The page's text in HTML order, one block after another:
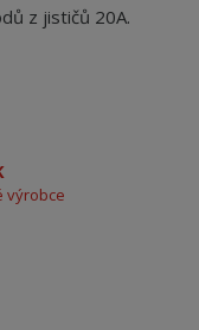
z jističů 20A.
výrobce